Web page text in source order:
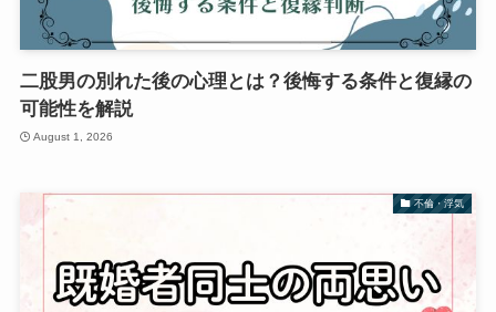
二股男の別れた後の心理とは？後悔する条件と復縁の
可能性を解説
August 1, 2026
不倫・浮気